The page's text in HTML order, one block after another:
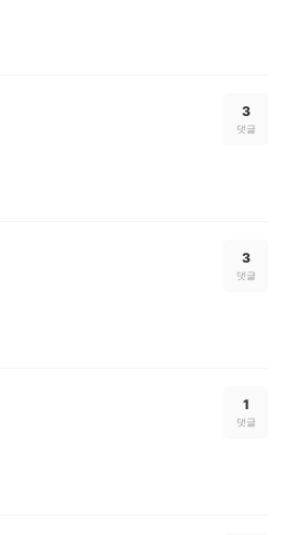
3
댓글
3
댓글
1
댓글